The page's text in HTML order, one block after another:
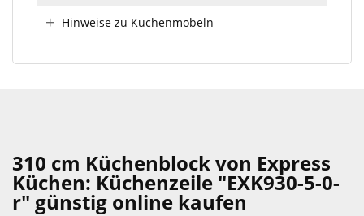
Hinweise zu Küchenmöbeln
310 cm Küchenblock von Express
Küchen: Küchenzeile "EXK930-5-0-
r" günstig online kaufen